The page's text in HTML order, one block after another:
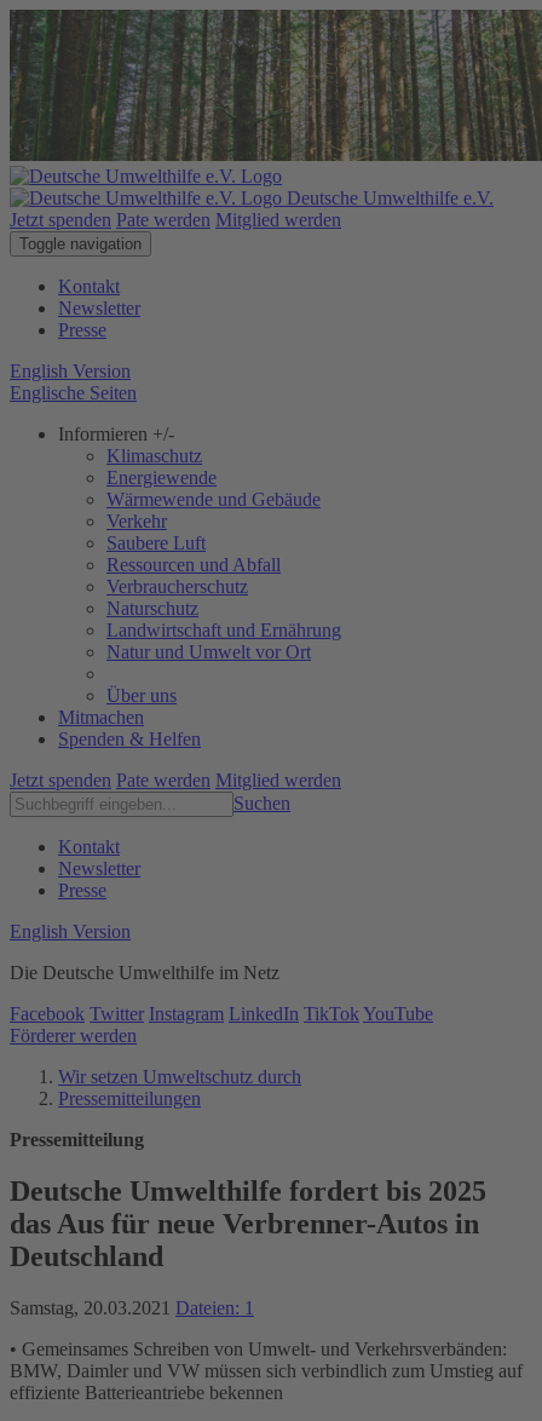
Deutsche Umwelthilfe e.V.
Jetzt spenden Pate werden Mitglied werden
Toggle navigation
Kontakt
Newsletter
Presse
English Version
Englische Seiten
Informieren +/-
Klimaschutz
Energiewende
Wärmewende und Gebäude
Verkehr
Saubere Luft
Ressourcen und Abfall
Verbraucherschutz
Naturschutz
Landwirtschaft und Ernährung
Natur und Umwelt vor Ort
Über uns
Mitmachen
Spenden & Helfen
Jetzt spenden Pate werden Mitglied werden
Suchen
Kontakt
Newsletter
Presse
English Version
Die Deutsche Umwelthilfe im Netz
Facebook Twitter Instagram LinkedIn TikTok YouTube
Förderer werden
Wir setzen Umweltschutz durch
Pressemitteilungen
Pressemitteilung
Deutsche Umwelthilfe fordert bis 2025
das Aus für neue Verbrenner-Autos in
Deutschland
Samstag, 20.03.2021 Dateien: 1
• Gemeinsames Schreiben von Umwelt- und Verkehrsverbänden:
BMW, Daimler und VW müssen sich verbindlich zum Umstieg auf
effiziente Batterieantriebe bekennen